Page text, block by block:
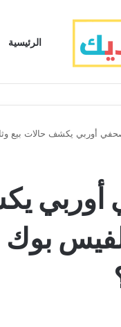
الرئيسية
أوربي يكشف حالات بيع